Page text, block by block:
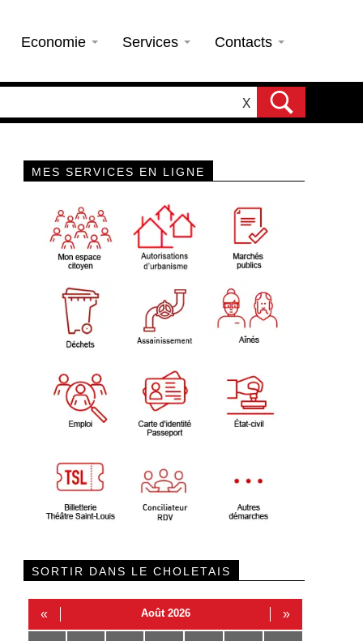
Economie Services Contacts
X
MES SERVICES EN LIGNE
SORTIR DANS LE CHOLETAIS
« Août 2026 »